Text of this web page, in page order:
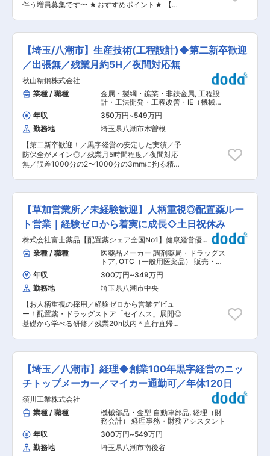
くしてガラスパーテーションで区切った開放的な
す。 ◇数々のドラマや、テレビ局の収録など国内
の様々な撮影現場で当社製品が使用されており、
囲：会社の定める業務
高さを上げ、高身長の方でもかがまずに作業でき
るようにいたしました。 ■製品力： 建築金物で
た支持を得ており、毎日必ずどこかの建築現場で
使用され、暮らす方々の安全安心を提供していま
す。 変更の範囲：会社の定める業務
伴う増員募集です〜 ★おすすめポイント★ 【働
業界内でも非常に働きやすい環境が整っていま
す。 【出張はほとんどありません！】 営業所に
運ばれてきた建設機械の点検がメイン業務となる
ため県外出張はほとんどございません。 【創業以
来60年黒字経営】 日本のインフラを整備する重
機を修理することは社会を支えているという実感
を持つことができます。景気に関わらず安定した
需要があり、創業以来から安定した経営です。約
4000を超えるラインナップで顧客のニーズに対
応しています。 ■業務内容： 小型〜大型建設機
械、産業機械の点検、整備、メンテナンスをご担
当いただきます。 【主な業務】 ・点検票に基づ
いた点検・整備を実施 ・破損、劣化がある場合
は、修理、部品交換 ・消耗品交換、定期点検、故
障時の出張修理対応 【携わる製品】 油圧ショベ
ル・トラック・コンプレッサ・高所作業車・発電
も可能です。 ■組織構成 関東支店全体：30名程
度 各営業所：メンテナンス担当 3〜5名程度
（20代〜50代) 営業所配属後も、先輩社員が丁寧
にOJTにて教えてくださいます。 ■入社後： 入
社後は、作業工程や整備内容などを研修等で学ん
でいただくため、他業種や実務未経験の方でも安
心して業務を行うことができます。点検や整備を
通し、顧客の安心や安全に繋げていくポジション
です。実際に完全未経験から活躍中の方が多く活
躍しております。 ■当社の特徴・強み： 1965年
創業、広島本社の企業である当社は、建設機械、
環境リサイクル機器、介護福祉用具の3つの事業
分野においてレンタル・販売・メンテナンスを行
います。西日本エリアでも業界トップクラスのシ
ェアがあり、整備や納品への対応力で顧客からの
圏エリアについても売上も毎年順調に推移してお
ります。 変更の範囲：会社の定める業務
【埼玉/八潮市】生産技術(工程設計)◆第二新卒歓迎
／出張無／残業月約5H／夜間対応無
秋山精鋼株式会社
業種 / 職種
金属・製綱・鉱業・非鉄金属, 工程設
計・工法開発・工程改善・IE（機械・
金属加工） 工程設計・工法開発・工程
改善・IE（組立・アッセンブリ）
年収 350万円~549万円
勤務地
埼玉県八潮市木曽根
【第二新卒歓迎！／黒字経営の安定した実績／予
防保全がメイン◎／残業月5時間程度／夜間対応
無／誤差1000分の2〜1000分の3mmに拘る精密
に担当していただきます。 鋼に求められる特性
は、使用される製品の種類や形状、加工方法、他
部品との組み合わせ等により多種多様ですが、そ
こには完成品の性能や品質を大きく左右する重要
な要素が詰まっています。 【想定される業務】
工場内レイアウトを考えていきます。どの場所に
どのような設備を置いて、どのような順番で、ど
うやって人が介入していくかなど、工程の課題分
析・改善を行います。 ■配属先の特徴： 埼玉工
場では約40名の社員が活躍しております。 ■募
集背景： 1927年の創業から97年間、時計の針や
ボールペンの芯などの精密な部品に使われる特殊
な鋼を扱う加工品メーカーとして、多くの製品で
トップシェアを誇る当社。高い技術力が故の信頼
と実績から、大手メーカーとの安定的な取引もあ
り、成長を続けてきました。SDGsの観点から、
ります。同社は培ってきた実績が故に安定的な引
き合いも多いため、増員として募集いたします。
■教育制度について： 入社後は半年〜1年間メン
ター制度があり、不明な点など相談しながら業務
を進めることができます。 ■資格取得に関して：
工場に関する資格取得は勿論の事、ポジションと
本人のご希望に応じて柔軟に資格取得の支援を行
っております。 ■当社について： （1）精密機械
や電子機器の構成部品に使用される「特殊鋼」の
2次加工品メーカーです。特殊鋼とは、時計の歯
【草加営業所／未経験歓迎】人柄重視◎配置薬ルー
ト営業｜経験ゼロから着実に成長◇土日祝休み
株式会社富士薬品【配置薬シェア全国No1】健康経営優良
法人（ホワイト500）認定
業種 / 職種
医薬品メーカー 調剤薬局・ドラッグス
トア, OTC（一般用医薬品） 販売・接
客・売り場担当
年収 300万円~349万円
勤務地
埼玉県八潮市中央
【お人柄重視の採用／経験ゼロから営業デビュ
ー！配置薬・ドラッグストア「セイムス」展開◎
基礎から学べる研修／残業20h以内＊直行直帰
訪問し、配置薬（救急箱）と健康食品の点検・補
充・健康相談を行う営業です。 「薬を売る」ので
はなく、「人として信頼される」営業であり、お
客様の体調や生活背景に寄り添い、感謝される仕
事です。 ＜仕事の流れ＞ 配置薬や健康食品、サ
プリメントの使用頻度に合わせて、1〜6ヵ月に1
回程度のペースでお客様宅を訪問 ※社用車（軽自
動車）に乗ってお客様宅へ訪問をします。（1件
あたり20〜30分程度） ・配置薬や健康食品の期
限管理 ・使った分の配置薬を補充 ・使用したお
薬代金の集金 ・健康相談、新商品・サービスのご
【埼玉／八潮市】経理◆創業100年黒字経営のニッ
チトップメーカー／マイカー通勤可／年休120日
須川工業株式会社
業種 / 職種
機械部品・金型 自動車部品, 経理（財
務会計） 経理事務・財務アシスタント
年収
300万円~549万円
勤務地
埼玉県八潮市南後谷